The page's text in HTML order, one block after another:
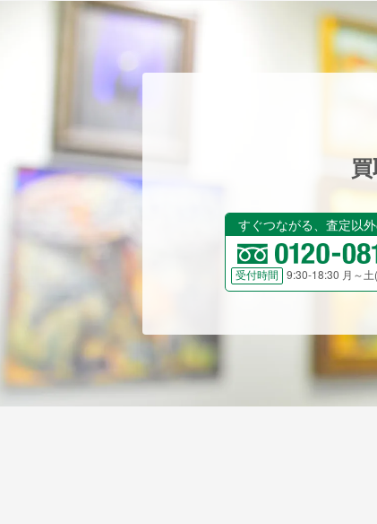
すぐつながる、査定以
受付時間 9:30-18:30 月～